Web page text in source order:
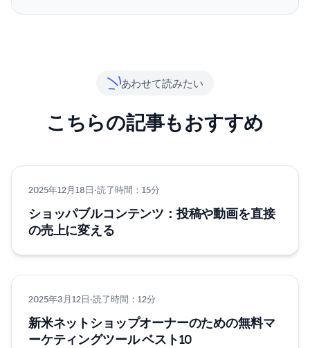
あわせて読みたい
こちらの記事もおすすめ
マーケティング
2025年12月18日·読了時間：15分
ショッパブルコンテンツ：投稿や動画を直接
の売上に変える
マーケティング
2025年3月12日·読了時間：12分
新米ネットショップオーナーのための無料マ
ーケティングツール ベスト10